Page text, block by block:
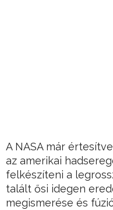
A NASA már
az amerikai
felkészíteni a
talált ősi idegen
megismerése és